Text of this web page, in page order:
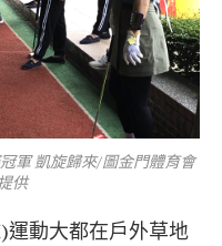
軍 凱旋歸來/圖金門體育會
供
動大都在戶外草地